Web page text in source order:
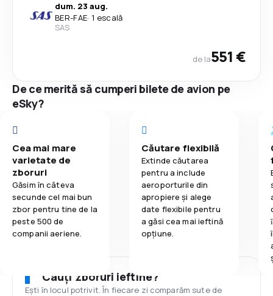
dum. 23 aug.
BER-FAE· 1 escală
SAS
de la551 €
De ce merită să cumperi bilete de avion pe
eSky?
Cea mai mare
varietate de
zboruri
Găsim în câteva
secunde cel mai bun
zbor pentru tine de la
peste 500 de
companii aeriene.
Căutare flexibilă
Extinde căutarea
pentru a include
aeroporturile din
apropiere și alege
date flexibile pentru
a găsi cea mai ieftină
opțiune.
Cauți zboruri ieftine?
Ești în locul potrivit. În fiecare zi comparăm sute de